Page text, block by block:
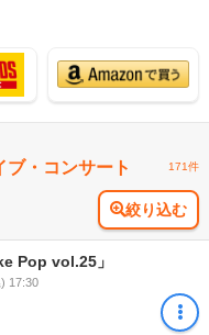
ブ・コンサート 171件
絞り込む
Pop vol.25」
17:30